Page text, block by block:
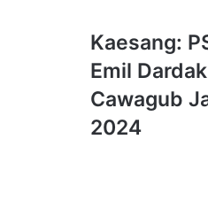
29 April 2026
Kaesang:
Usung
Khofifah-
Emil
Dardak
Kaesang:
Emil
Cawagub
2024